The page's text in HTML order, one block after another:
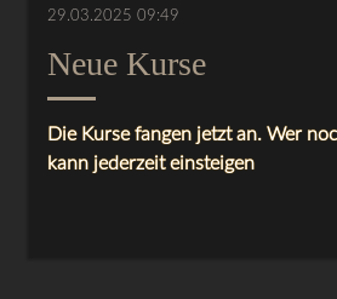
29.03.2025 09:49
Neue Kurse
Die Kurse fangen jetzt an. Wer
kann jederzeit einsteigen